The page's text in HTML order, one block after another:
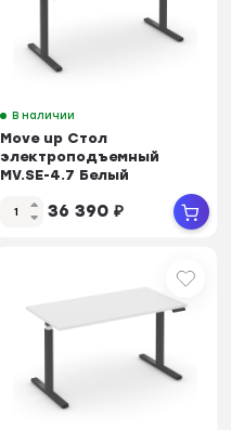
В наличии
Move up Стол
электроподъемный
MV.SE-4.7 Белый
Антрацит 1580*...
36 390 ₽